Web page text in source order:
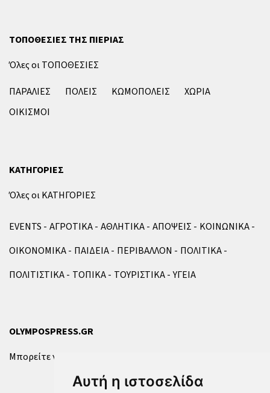
Αυτή η ιστοσελίδα
ΤΟΠΟΘΕΣΙΕΣ ΤΗΣ ΠΙΕΡΙΑΣ
Όλες οι ΤΟΠΟΘΕΣΙΕΣ
ΠΑΡΑΛΙΕΣ
ΠΟΛΕΙΣ ΚΩΜΟΠΟΛΕΙΣ
ΧΩΡΙΑ
ΟΙΚΙΣΜΟΙ
ΚΑΤΗΓΟΡΙΕΣ
Όλες οι ΚΑΤΗΓΟΡΙΕΣ
EVENTS ΑΓΡΟΤΙΚΑ ΑΘΛΗΤΙΚΑ ΑΠΟΨΕΙΣ
ΚΟΙΝΩΝΙΚΑ
ΟΙΚΟΝΟΜΙΚΑ
ΠΑΙΔΕΙΑ ΠΕΡΙΒΑΛΛΟΝ
ΠΟΛΙΤΙΚΑ
ΠΟΛΙΤΙΣΤΙΚΑ
ΤΟΠΙΚΑ ΤΟΥΡΙΣΤΙΚΑ ΥΓΕΙΑ
OLYMPOSPRESS.GR
Μπορείτε να επικοινωνήσετε μαζί μας μέσω της